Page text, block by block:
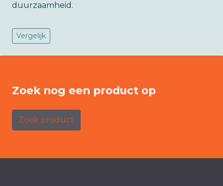
duurzaamheid.
Vergelijk
Zoek nog een product op
Zoek product